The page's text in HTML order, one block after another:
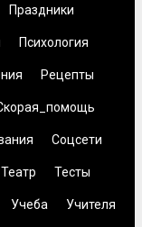
Праздники
Психология
Рецепты
Соцсети
Театр Тесты
Учеба Учителя